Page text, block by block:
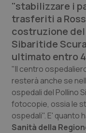
QS Pro
Professionisti
Abruzzo
Basilicata
Calabria
QS Pro Gold
Artrite &
Asma & BPCO
QS Club
"stabilizzare i
trasferiti a
costruzione
Sibaritide
ultimato entro
"Il centro
resterà anche se
ospedali del Pollino
fotocopie, ossia le
ospedali". E' quanto
Sanità della